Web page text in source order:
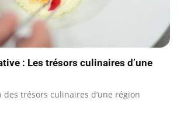
: Les trésors culinaires d’une
des trésors culinaires d’une région